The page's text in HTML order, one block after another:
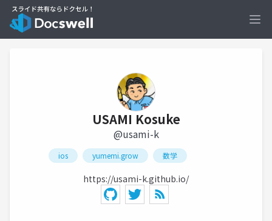
USAMI Kosuke
@usami-k
ios yumemi.grow 数学
https://usami-k.github.io/